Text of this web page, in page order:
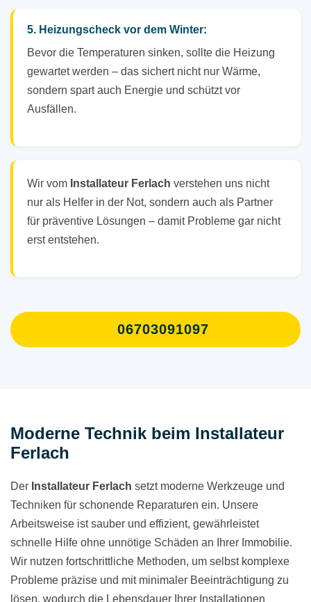
5. Heizungscheck vor dem Winter:
Bevor die Temperaturen sinken, sollte die Heizung
gewartet werden – das sichert nicht nur Wärme,
sondern spart auch Energie und schützt vor
Ausfällen.
Wir vom Installateur Ferlach verstehen uns nicht
nur als Helfer in der Not, sondern auch als Partner
für präventive Lösungen – damit Probleme gar nicht
erst entstehen.
06703091097
Moderne Technik beim Installateur
Ferlach
Der Installateur Ferlach setzt moderne Werkzeuge und
Techniken für schonende Reparaturen ein. Unsere
Arbeitsweise ist sauber und effizient, gewährleistet
schnelle Hilfe ohne unnötige Schäden an Ihrer Immobilie.
Wir nutzen fortschrittliche Methoden, um selbst komplexe
Probleme präzise und mit minimaler Beeinträchtigung zu
lösen, wodurch die Lebensdauer Ihrer Installationen